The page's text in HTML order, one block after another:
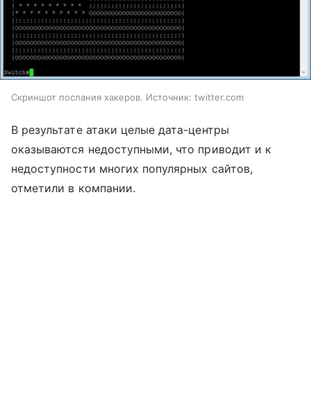
Скриншот послания хакеров. Источник: twitter.com
В результате атаки целые дата-центры
оказываются недоступными, что приводит и к
недоступности многих популярных сайтов,
отметили в компании.